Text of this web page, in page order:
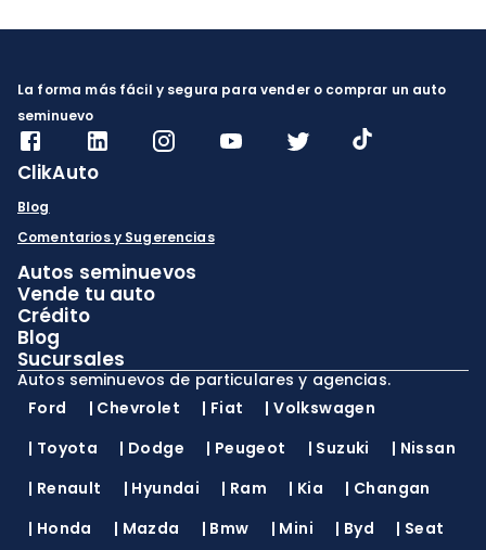
La forma más fácil y segura para vender o comprar un auto
seminuevo
ClikAuto
Blog
Comentarios y Sugerencias
Autos seminuevos
Vende tu auto
Crédito
Blog
Sucursales
Autos seminuevos de particulares y agencias.
Ford
| Chevrolet | Fiat |Volkswagen
| Toyota | Dodge | Peugeot | Suzuki | Nissan
| Renault | Hyundai | Ram | Kia | Changan
| Honda | Mazda | Bmw | Mini | Byd | Seat